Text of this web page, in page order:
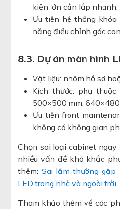
kiện lớn cần lắp nhanh.
Ưu tiên hệ thống
năng điều chỉnh góc
8.3. Dự án màn hình
Vật liệu: nhôm hồ sơ
Kích thước: phụ
500×500 mm,
Ưu tiên front
không có không gian
Chọn sai loại cabinet
nhiều vấn đề khó khắc
thêm: Sai lầm thường
LED trong nhà và ngoài trời
Tham khảo thêm về các